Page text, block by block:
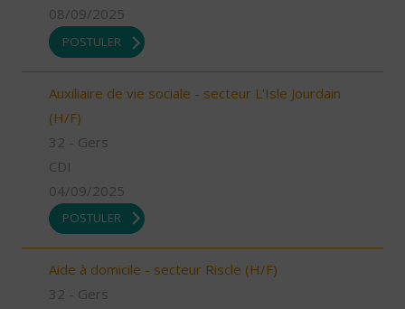
08/09/2025
POSTULER
Auxiliaire de vie sociale - secteur L'Isle Jourdain
(H/F)
32 - Gers
CDI
04/09/2025
POSTULER
Aide à domicile - secteur Riscle (H/F)
32 - Gers